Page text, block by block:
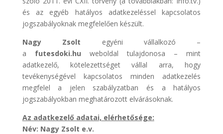
és az egyéb hatályos adatkezeléssel kapcsolatos
jogszabályoknak megfelelően készült.
Nagy Zsolt egyéni vállalkozó –
a futesdoki.hu weboldal tulajdonosa –
mint
adatkezelő, kötelezettséget vállal arra, hogy
tevékenységével kapcsolatos minden adatkezelés
megfelel a jelen szabályzatban és a hatályos
jogszabályokban meghatározott elvárásoknak.
Az adatkezelő adatai, elérhetősége:
Név: Nagy Zsolt e.v.